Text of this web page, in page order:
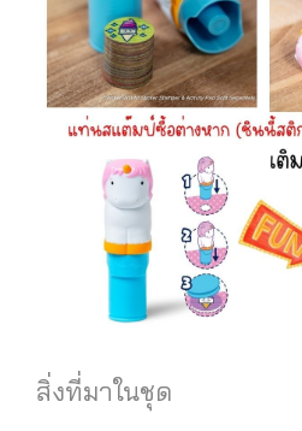
สิ่งที่มาในชุด